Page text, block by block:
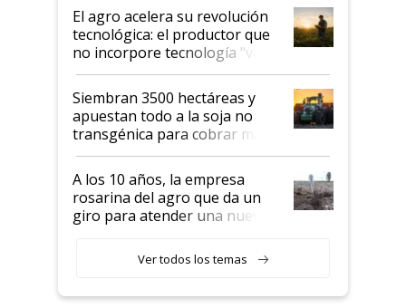
El agro acelera su revolución
tecnológica: el productor que
no incorpore tecnología "va a
perder el tren"
Siembran 3500 hectáreas y
apuestan todo a la soja no
transgénica para cobrar más
por tonelada: compraron un
semillero
A los 10 años, la empresa
rosarina del agro que da un
giro para atender una nueva
Ver todos los temas